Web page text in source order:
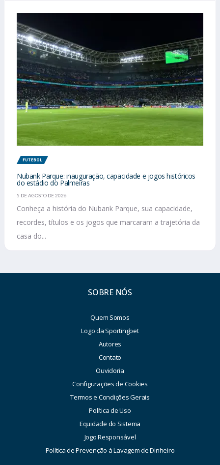
FUTEBOL
Nubank Parque: inauguração, capacidade e jogos históricos
do estádio do Palmeiras
5 DE AGOSTO DE 2026
Conheça a história do Nubank Parque, sua capacidade,
recordes, títulos e os jogos que marcaram a trajetória da
casa do...
SOBRE NÓS
Quem Somos
Logo da Sportingbet
Autores
Contato
Ouvidoria
Configurações de Cookies
Termos e Condições Gerais
Política de Uso
Equidade do Sistema
Jogo Responsável
Política de Prevenção à Lavagem de Dinheiro